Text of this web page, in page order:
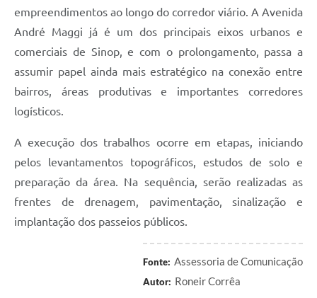
empreendimentos ao longo do corredor viário. A Avenida
André Maggi já é um dos principais eixos urbanos e
comerciais de Sinop, e com o prolongamento, passa a
assumir papel ainda mais estratégico na conexão entre
bairros, áreas produtivas e importantes corredores
logísticos.
A execução dos trabalhos ocorre em etapas, iniciando
pelos levantamentos topográficos, estudos de solo e
preparação da área. Na sequência, serão realizadas as
frentes de drenagem, pavimentação, sinalização e
implantação dos passeios públicos.
Fonte: Assessoria de Comunicação
Autor: Roneir Corrêa